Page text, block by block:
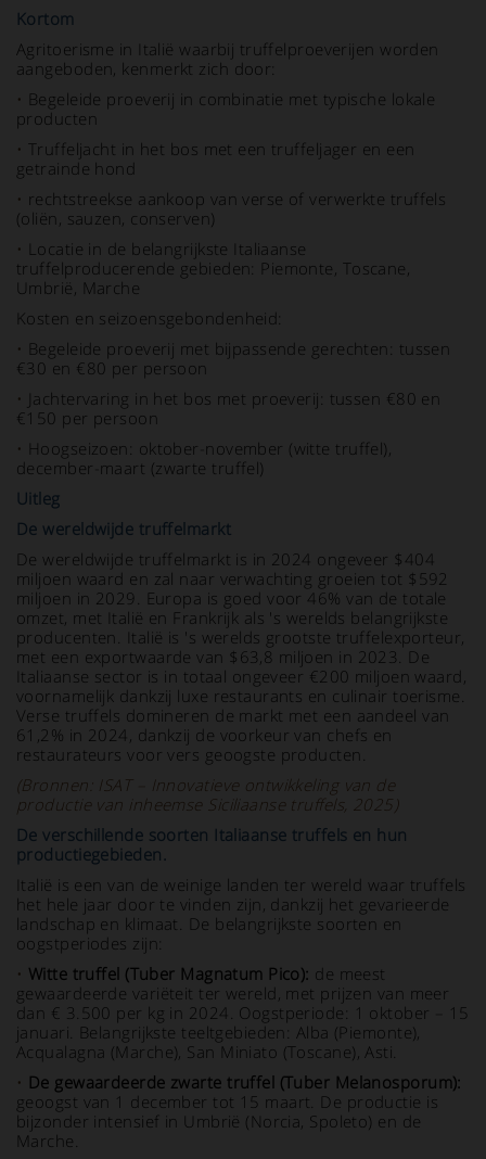
Kortom
Agritoerisme in Italië waarbij truffelproeverijen worden
aangeboden, kenmerkt zich door:
• Begeleide proeverij in combinatie met typische lokale
producten
• Truffeljacht in het bos met een truffeljager en een
getrainde hond
• rechtstreekse aankoop van verse of verwerkte truffels
(oliën, sauzen, conserven)
• Locatie in de belangrijkste Italiaanse
truffelproducerende gebieden: Piemonte, Toscane,
Umbrië, Marche
Kosten en seizoensgebondenheid:
• Begeleide proeverij met bijpassende gerechten: tussen
€30 en €80 per persoon
• Jachtervaring in het bos met proeverij: tussen €80 en
€150 per persoon
• Hoogseizoen: oktober-november (witte truffel),
december-maart (zwarte truffel)
Uitleg
De wereldwijde truffelmarkt
De wereldwijde truffelmarkt is in 2024 ongeveer $404
miljoen waard en zal naar verwachting groeien tot $592
miljoen in 2029. Europa is goed voor 46% van de totale
omzet, met Italië en Frankrijk als 's werelds belangrijkste
producenten. Italië is 's werelds grootste truffelexporteur,
met een exportwaarde van $63,8 miljoen in 2023. De
Italiaanse sector is in totaal ongeveer €200 miljoen waard,
voornamelijk dankzij luxe restaurants en culinair toerisme.
Verse truffels domineren de markt met een aandeel van
61,2% in 2024, dankzij de voorkeur van chefs en
restaurateurs voor vers geoogste producten.
(Bronnen: ISAT – Innovatieve ontwikkeling van de
productie van inheemse Siciliaanse truffels, 2025)
De verschillende soorten Italiaanse truffels en hun
productiegebieden.
Italië is een van de weinige landen ter wereld waar truffels
het hele jaar door te vinden zijn, dankzij het gevarieerde
landschap en klimaat. De belangrijkste soorten en
oogstperiodes zijn:
• Witte truffel (Tuber Magnatum Pico): de meest
gewaardeerde variëteit ter wereld, met prijzen van meer
dan € 3.500 per kg in 2024. Oogstperiode: 1 oktober – 15
januari. Belangrijkste teeltgebieden: Alba (Piemonte),
Acqualagna (Marche), San Miniato (Toscane), Asti.
• De gewaardeerde zwarte truffel (Tuber Melanosporum):
geoogst van 1 december tot 15 maart. De productie is
bijzonder intensief in Umbrië (Norcia, Spoleto) en de
Marche.